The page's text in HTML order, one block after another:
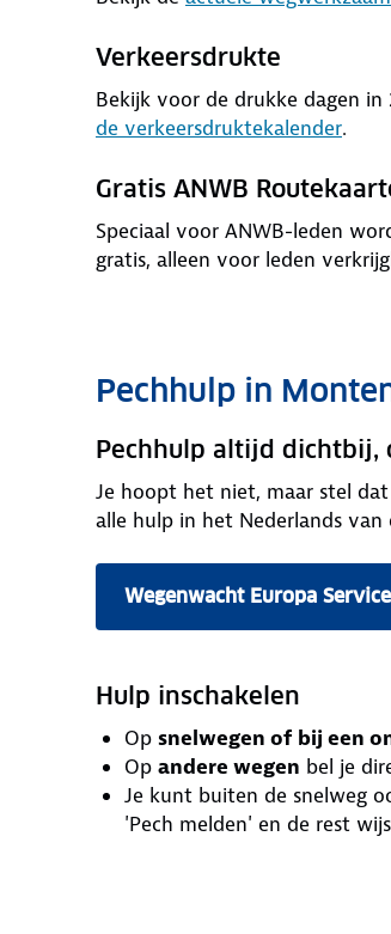
Verkeersdrukte
Bekijk voor de drukke dagen
de verkeersdruktekalender.
Gratis ANWB
Speciaal voor ANWB-leden
gratis, alleen voor leden
Pechhulp in
Pechhulp altijd dichtbij,
Je hoopt het niet, maar stel
alle hulp in het Nederlands
Wegenwacht Europa
Hulp inschakelen
Op snelwegen of bij een
Op andere wegen bel je
Je kunt buiten de snelweg
'Pech melden' en de rest